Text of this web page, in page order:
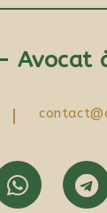
Avocat
|